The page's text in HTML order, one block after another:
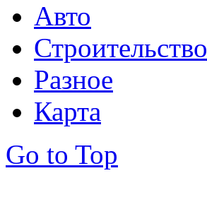
Авто
Строительство
Разное
Карта
Go to Top